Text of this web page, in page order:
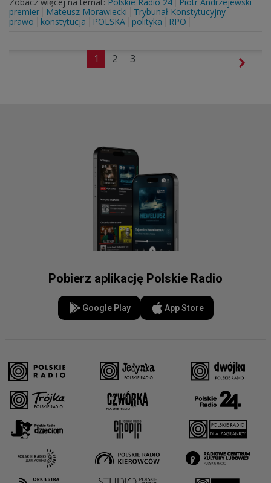
premier
Mateusz Morawiecki
Trybunał Konstytucyjny
prawo
konstytucja POLSKA polityka RPO
1 2 3
Pobierz aplikację Polskie Radio
Google Play App Store